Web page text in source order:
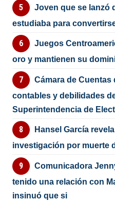
Joven que se lanzó
estudiaba para
Juegos
oro y mantienen su
Cámara de
contables y debilidades
Superintendencia de
Hansel García
investigación por muerte
Comunicadora
tenido una relación con
insinuó que si